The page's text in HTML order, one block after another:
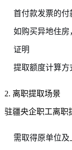
首付款发票的
如购买异地住
证明
提取额度计算
2. 离职提取场景
驻疆央企职工离职
需取得原单位